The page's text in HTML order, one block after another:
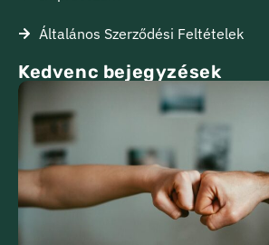
Általános Szerződési Feltételek
Kedvenc bejegyzések